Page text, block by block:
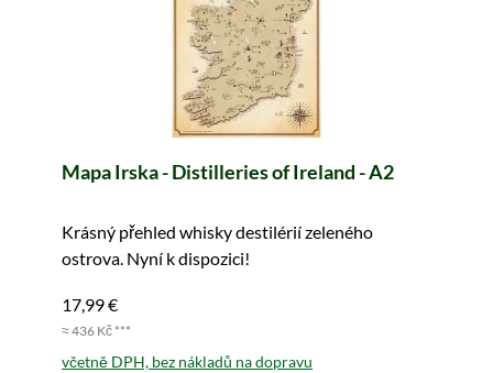
Mapa Irska - Distilleries of Ireland - A2
Krásný přehled whisky destilérií zeleného
ostrova. Nyní k dispozici!
17,99 €
≈ 436 Kč ***
včetně DPH, bez nákladů na dopravu